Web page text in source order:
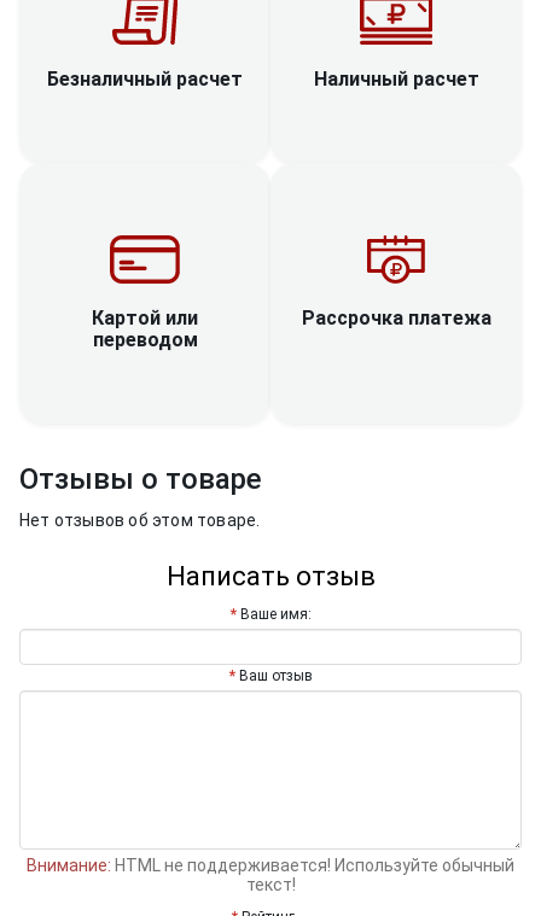
Безналичный расчет Наличный расчет
Картой или
переводом
Рассрочка платежа
Отзывы о товаре
Нет отзывов об этом товаре.
Написать отзыв
Ваше имя:
Ваш отзыв
Внимание: HTML не поддерживается! Используйте обычный
текст!